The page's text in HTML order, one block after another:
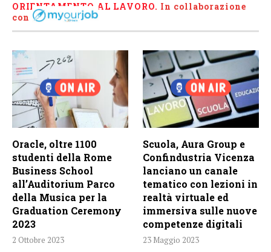
ORIENTAMENTO AL LAVORO. In collaborazione
con
Oracle, oltre 1100
studenti della Rome
Business School
all’Auditorium Parco
della Musica per la
Graduation Ceremony
2023
2 Ottobre 2023
Scuola, Aura Group e
Confindustria Vicenza
lanciano un canale
tematico con lezioni in
realtà virtuale ed
immersiva sulle nuove
competenze digitali
23 Maggio 2023